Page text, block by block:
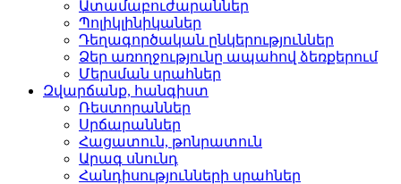
Ատամաբուժարաններ­
Պոլիկլինիկաներ­
Դեղագործական ընկերութ­յուններ
Ձեր առողջությունը ապահով ձեռքերում
Մերսման սրահներ­
Զվարճանք, հանգիստ
Ռեստորաններ­
Սրճարաններ­
Հացատուն, թոնրատուն­
Արագ սնունդ­
Հանդիսությունների սրա­հներ